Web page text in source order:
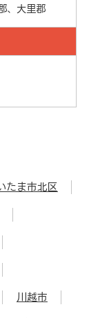
、大里郡
たま市北区
川越市